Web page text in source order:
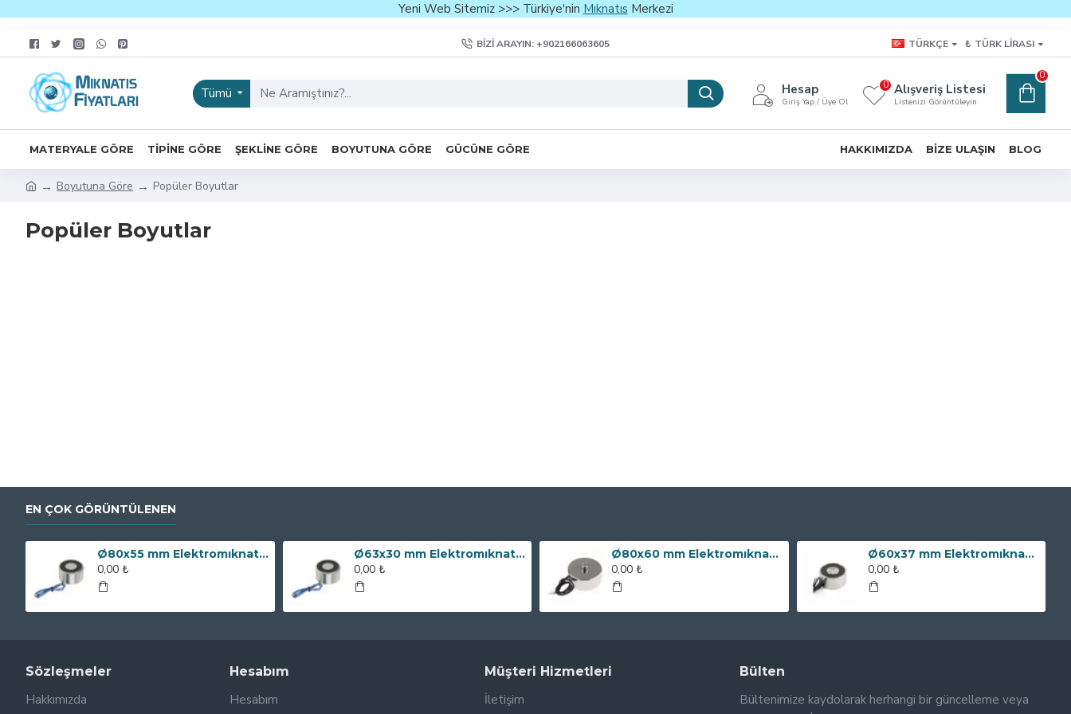
Yeni Web Sitemiz >>> Türkiye'nin Mıknatıs Merkezi
BIZI ARAYIN: +902166063605 TÜRKÇE ₺ TÜRK LIRASI
Tümü Hesap
Giriş Yap / Üye Ol
Alışveriş Listesi
Listenizi Görüntüleyin
0
0
MATERYALE GÖRE TIPINE GÖRE ŞEKLINE GÖRE BOYUTUNA GÖRE GÜCÜNE GÖRE HAKKIMIZDA BIZE ULAŞIN BLOG
Boyutuna Göre Popüler Boyutlar
Popüler Boyutlar
EN ÇOK GÖRÜNTÜLENEN
Ø80x55 mm Elektromıknatıs - 250 kg Çekim Gücü
0,00 ₺
Ø63x30 mm Elektromıknatıs - 100 kg Çekim Gücü
0,00 ₺
Ø80x60 mm Elektromıknatıs - 240 kg Çekim Gücü
0,00 ₺
Ø60x37 mm Elektromıknatıs - 100 kg Çekim Gücü
0,00 ₺
Sözleşmeler
Hakkımızda
Hesabım
Hesabım
Müşteri Hizmetleri
İletişim
Bülten
Bültenimize kaydolarak herhangi bir güncelleme veya